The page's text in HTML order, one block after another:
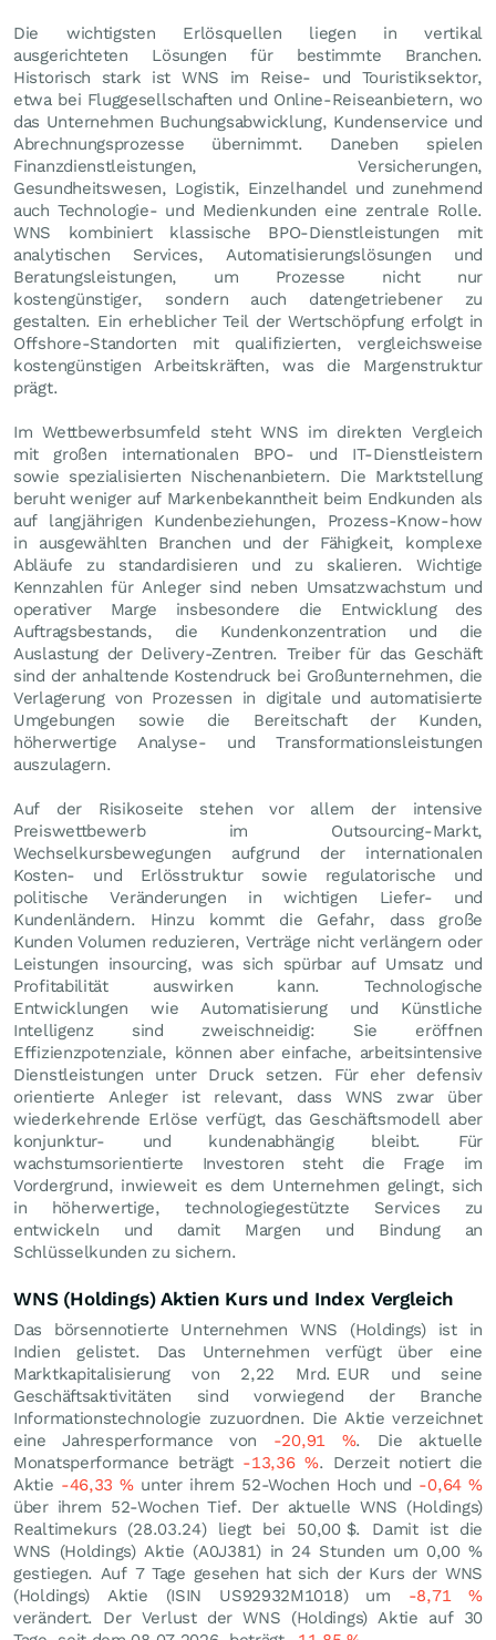
Die wichtigsten Erlösquellen liegen in vertikal
ausgerichteten Lösungen für bestimmte Branchen.
Historisch stark ist WNS im Reise- und Touristiksektor,
etwa bei Fluggesellschaften und Online-Reiseanbietern, wo
das Unternehmen Buchungsabwicklung, Kundenservice und
Abrechnungsprozesse übernimmt. Daneben spielen
Finanzdienstleistungen, Versicherungen,
Gesundheitswesen, Logistik, Einzelhandel und zunehmend
auch Technologie- und Medienkunden eine zentrale Rolle.
WNS kombiniert klassische BPO-Dienstleistungen mit
analytischen Services, Automatisierungslösungen und
Beratungsleistungen, um Prozesse nicht nur
kostengünstiger, sondern auch datengetriebener zu
gestalten. Ein erheblicher Teil der Wertschöpfung erfolgt in
Offshore-Standorten mit qualifizierten, vergleichsweise
kostengünstigen Arbeitskräften, was die Margenstruktur
prägt.
Im Wettbewerbsumfeld steht WNS im direkten Vergleich
mit großen internationalen BPO- und IT-Dienstleistern
sowie spezialisierten Nischenanbietern. Die Marktstellung
beruht weniger auf Markenbekanntheit beim Endkunden als
auf langjährigen Kundenbeziehungen, Prozess-Know-how
in ausgewählten Branchen und der Fähigkeit, komplexe
Abläufe zu standardisieren und zu skalieren. Wichtige
Kennzahlen für Anleger sind neben Umsatzwachstum und
operativer Marge insbesondere die Entwicklung des
Auftragsbestands, die Kundenkonzentration und die
Auslastung der Delivery-Zentren. Treiber für das Geschäft
sind der anhaltende Kostendruck bei Großunternehmen, die
Verlagerung von Prozessen in digitale und automatisierte
Umgebungen sowie die Bereitschaft der Kunden,
höherwertige Analyse- und Transformationsleistungen
auszulagern.
Auf der Risikoseite stehen vor allem der intensive
Preiswettbewerb im Outsourcing-Markt,
Wechselkursbewegungen aufgrund der internationalen
Kosten- und Erlösstruktur sowie regulatorische und
politische Veränderungen in wichtigen Liefer- und
Kundenländern. Hinzu kommt die Gefahr, dass große
Kunden Volumen reduzieren, Verträge nicht verlängern oder
Leistungen insourcing, was sich spürbar auf Umsatz und
Profitabilität auswirken kann. Technologische
Entwicklungen wie Automatisierung und Künstliche
Intelligenz sind zweischneidig: Sie eröffnen
Effizienzpotenziale, können aber einfache, arbeitsintensive
Dienstleistungen unter Druck setzen. Für eher defensiv
orientierte Anleger ist relevant, dass WNS zwar über
wiederkehrende Erlöse verfügt, das Geschäftsmodell aber
konjunktur- und kundenabhängig bleibt. Für
wachstumsorientierte Investoren steht die Frage im
Vordergrund, inwieweit es dem Unternehmen gelingt, sich
in höherwertige, technologiegestützte Services zu
entwickeln und damit Margen und Bindung an
Schlüsselkunden zu sichern.
WNS (Holdings) Aktien Kurs und Index Vergleich
Das börsennotierte Unternehmen WNS (Holdings) ist in
Indien gelistet. Das Unternehmen verfügt über eine
Marktkapitalisierung von 2,22 Mrd. EUR und seine
Geschäftsaktivitäten sind vorwiegend der Branche
Informationstechnologie zuzuordnen. Die Aktie verzeichnet
eine Jahresperformance von -20,91 %. Die aktuelle
Monatsperformance beträgt -13,36 %. Derzeit notiert die
Aktie -46,33% unter ihrem 52-Wochen Hoch und -0,64%
über ihrem 52-Wochen Tief. Der aktuelle WNS (Holdings)
Realtimekurs (28.03.24) liegt bei 50,00 $. Damit ist die
WNS (Holdings) Aktie (A0J381) in 24 Stunden um 0,00%
gestiegen. Auf 7 Tage gesehen hat sich der Kurs der WNS
(Holdings) Aktie (ISIN US92932M1018) um -8,71%
verändert. Der Verlust der WNS (Holdings) Aktie auf 30